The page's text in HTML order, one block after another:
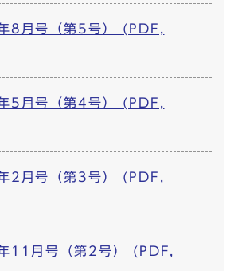
8月号（第5号） (PDF,
5月号（第4号） (PDF,
2月号（第3号） (PDF,
11月号（第2号） (PDF,